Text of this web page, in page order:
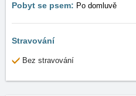
Pobyt se psem: Po domluvě
Stravování
Bez stravování